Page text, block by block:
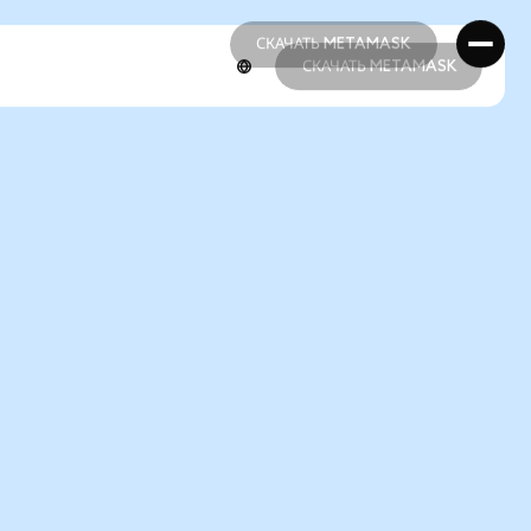
СКАЧАТЬ METAMASK
СКАЧАТЬ METAMASK
СКАЧАТЬ METAMASK